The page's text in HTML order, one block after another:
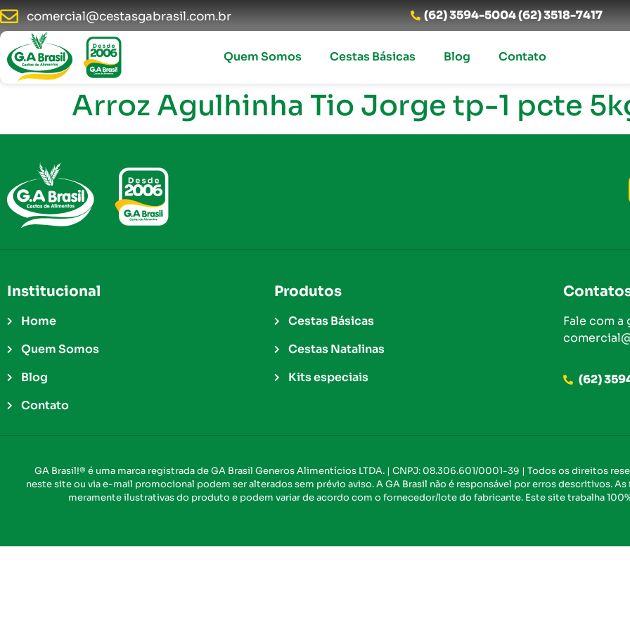
comercial@cestasgabrasil.com.br (62) 3594-5004 (62) 3518-7417
Quem Somos Cestas Básicas Blog Contato
Arroz Agulhinha Tio Jorge tp-1 pcte
Institucional
Home
Quem Somos
Blog
Contato
Produtos
Cestas Básicas
Cestas Natalinas
Kits especiais
Fale com a
(62)
GA Brasil!® é uma marca registrada de GA Brasil Generos Alimentícios LTDA. | CNPJ: 08.306.601/0001-39 | Todos os direitos
neste site ou via e-mail promocional podem ser alterados sem prévio aviso. A GA Brasil não é responsável por erros descritivos.
meramente ilustrativas do produto e podem variar de acordo com o fornecedor/lote do fabricante. Este site trabalha